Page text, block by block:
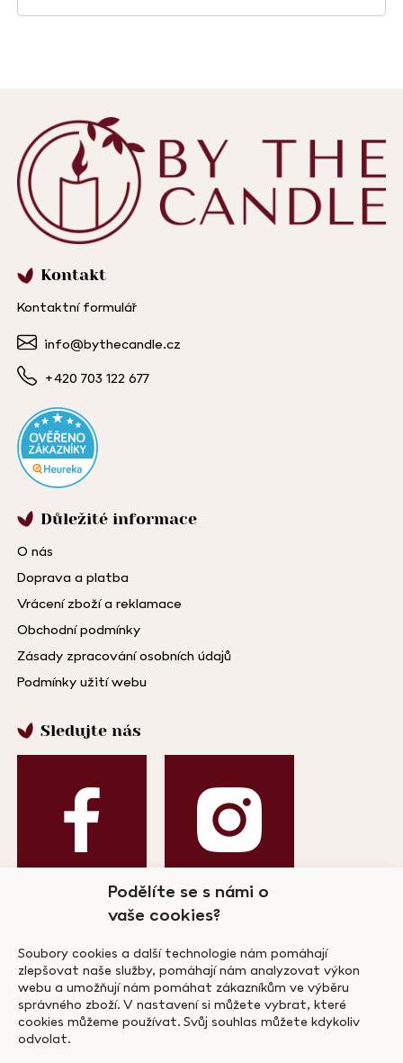
Podělíte se s námi o
vaše cookies?
Soubory cookies a další technologie nám pomáhají
zlepšovat naše služby, pomáhají nám analyzovat výkon
webu a umožňují nám pomáhat zákazníkům ve výběru
správného zboží. V nastavení si můžete vybrat, které
cookies můžeme používat. Svůj souhlas můžete kdykoliv
odvolat.
Kontakt
Kontaktní formulář
info@bythecandle.cz
+420 703 122 677
Důležité informace
O nás
Doprava a platba
Vrácení zboží a reklamace
Obchodní podmínky
Zásady zpracování osobních údajů
Podmínky užití webu
Sledujte nás